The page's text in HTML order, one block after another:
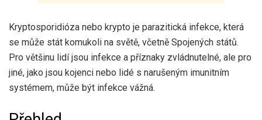
Kryptosporidióza nebo krypto je parazitická infekce, která
se může stát komukoli na světě, včetně Spojených států.
Pro většinu lidí jsou infekce a příznaky zvládnutelné, ale pro
jiné, jako jsou kojenci nebo lidé s narušeným imunitním
systémem, může být infekce vážná.